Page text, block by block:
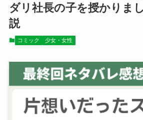
ダリ社長の子を授かりま
説
コミック 少女・女性